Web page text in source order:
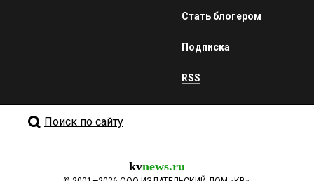
Стать блогером
Подписка
RSS
Поиск по сайту
kvnews.ru